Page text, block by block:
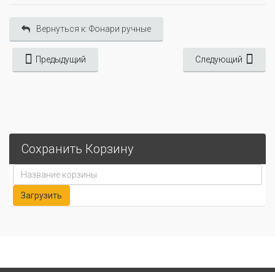
Вернуться к: Фонари ручные
Предыдущий Следующий
Сохранить Корзину